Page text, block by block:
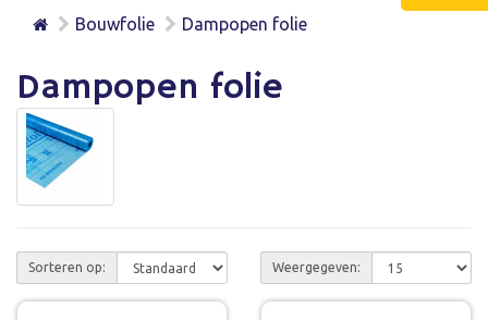
Bouwfolie Dampopen folie
Dampopen folie
Sorteren op: Weergegeven: